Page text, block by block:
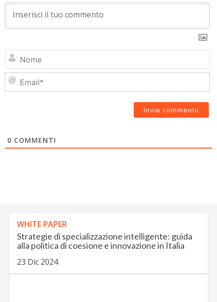
0 COMMENTI
WHITE PAPER
Strategie di specializzazione intelligente: guida
alla politica di coesione e innovazione in Italia
23 Dic 2024